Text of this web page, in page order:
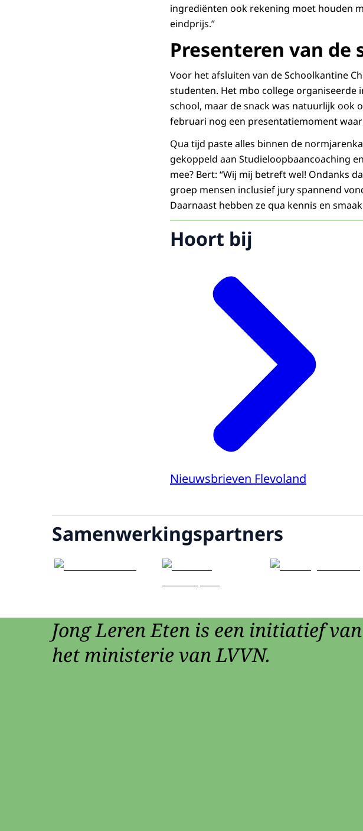
ingrediënten ook rekening moet houden
eindprijs.”
Presenteren van de
Voor het afsluiten van de Schoolkantine
studenten. Het mbo college
school, maar de snack was natuurlijk ook
februari nog een presentatiemoment
Qua tijd paste alles binnen de
gekoppeld aan Studieloopbaancoaching
mee? Bert: “Wij mij betreft wel! Ondanks
groep mensen inclusief jury spannend
Daarnaast hebben ze qua kennis en
Hoort bij
Nieuwsbrieven Flevoland
Samenwerkingspartners
Jong Leren Eten is een initiatief van
het ministerie van LVVN.